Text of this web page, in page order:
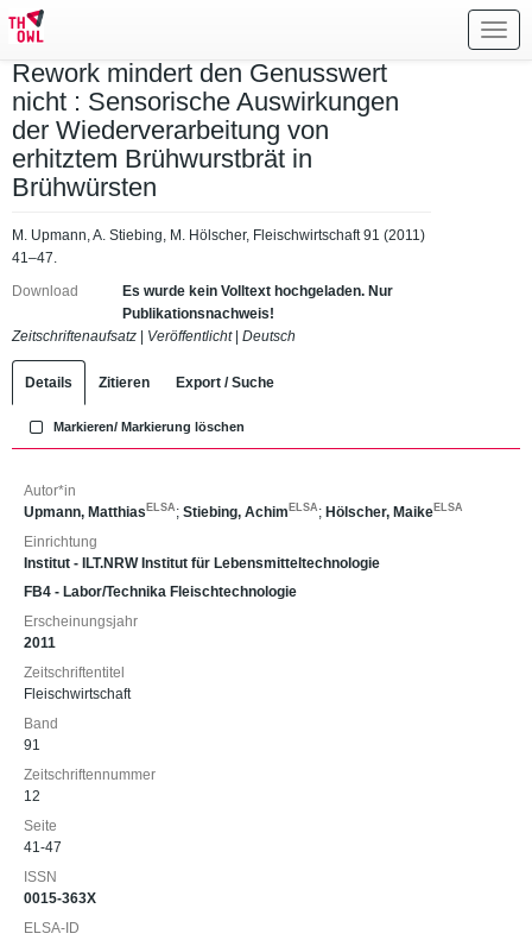
Rework mindert den Genusswert
nicht : Sensorische Auswirkungen
der Wiederverarbeitung von
erhitztem Brühwurstbrät in
Brühwürsten
M. Upmann, A. Stiebing, M. Hölscher, Fleischwirtschaft 91 (2011)
41–47.
Download
Es wurde kein Volltext hochgeladen. Nur
Publikationsnachweis!
Zeitschriftenaufsatz
Veröffentlicht| Deutsch
Details Zitieren Export / Suche
Markieren/ Markierung löschen
Autor*in
Upmann, Matthias ELSA ; Stiebing, Achim ELSA ; Hölscher, Maike ELSA
Einrichtung
Institut - ILT.NRW Institut für Lebensmitteltechnologie
FB4 - Labor/Technika Fleischtechnologie
Erscheinungsjahr
2011
Zeitschriftentitel
Fleischwirtschaft
Band
91
Zeitschriftennummer
12
Seite
41-47
ISSN
0015-363X
ELSA-ID